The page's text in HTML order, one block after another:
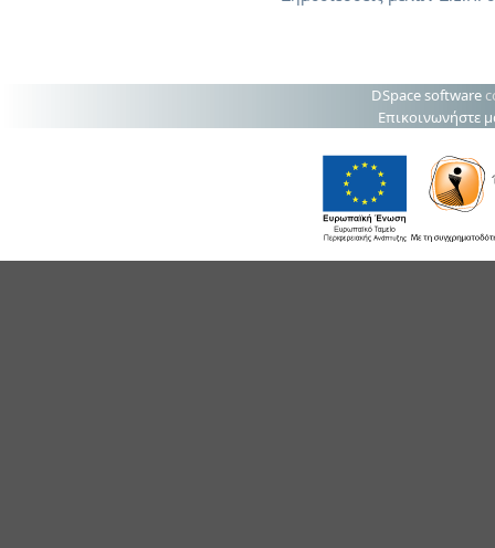
DSpace software
Επικοινωνήστε